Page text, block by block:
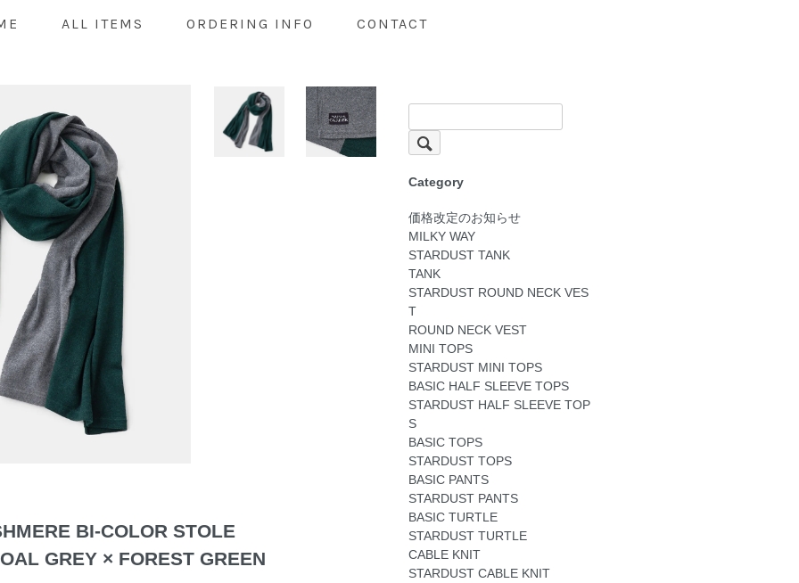
ALL ITEMS ORDERING INFO CONTACT
BI‐COLOR STOLE
GREY × FOREST GREEN
Category
価格改定のお知らせ
MILKY WAY
STARDUST TANK
TANK
STARDUST ROUND NECK VES
T
ROUND NECK VEST
MINI TOPS
STARDUST MINI TOPS
BASIC HALF SLEEVE TOPS
STARDUST HALF SLEEVE TOP
S
BASIC TOPS
STARDUST TOPS
BASIC PANTS
STARDUST PANTS
BASIC TURTLE
STARDUST TURTLE
CABLE KNIT
STARDUST CABLE KNIT